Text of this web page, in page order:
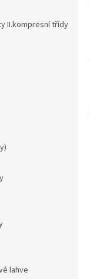
II.kompresní třídy
lahve